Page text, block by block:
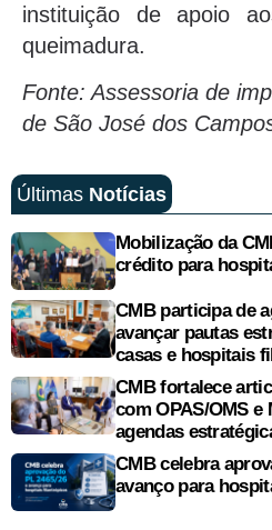
instituição de apoio
queimadura.
Fonte: Assessoria de
de São José dos
Últimas Notícias
Mobilização da
crédito para
CMB participa de
avançar pautas
casas e hospitais
CMB fortalece
com OPAS/OMS e
agendas
CMB celebra
avanço para